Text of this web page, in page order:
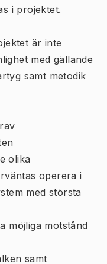
i projektet.
är inte
med gällande
samt metodik
olika
operera i
med största
möjliga motstånd
samt